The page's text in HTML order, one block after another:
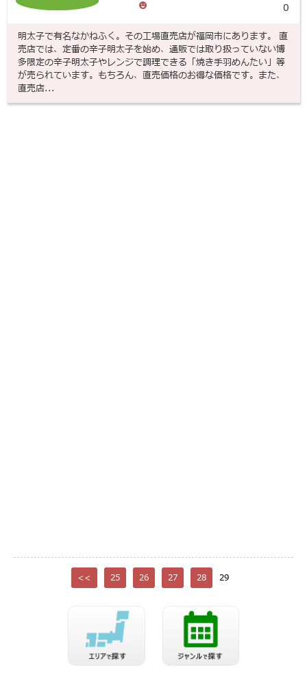
0
明太子で有名なかねふく。その工場直売店が福岡市にあります。 直
売店では、定番の辛子明太子を始め、通販では取り扱っていない博
多限定の辛子明太子やレンジで調理できる「焼き手羽めんたい」等
が売られています。もちろん、直売価格のお得な価格です。また、
直売店...
<< 25 26 27 28 29